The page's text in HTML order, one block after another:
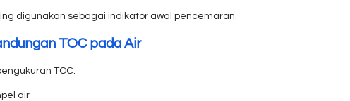
digunakan sebagai indikator awal pencemaran.
TOC pada Air
TOC:
air